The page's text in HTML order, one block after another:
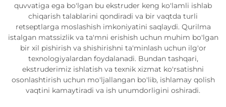
quvvatiga ega bo'lgan bu ekstruder keng ko'lamli ishlab
chiqarish talablarini qondiradi va bir vaqtda turli
retseptlarga moslashish imkoniyatini saqlaydi. Qurilma
istalgan matssizlik va ta'mni erishish uchun muhim bo'lgan
bir xil pishirish va shishirishni ta'minlash uchun ilg'or
texnologiyalardan foydalanadi. Bundan tashqari,
ekstruderimiz ishlatish va texnik xizmat ko'rsatishni
osonlashtirish uchun mo'ljallangan bo'lib, ishlamay qolish
vaqtini kamaytiradi va ish unumdorligini oshiradi.